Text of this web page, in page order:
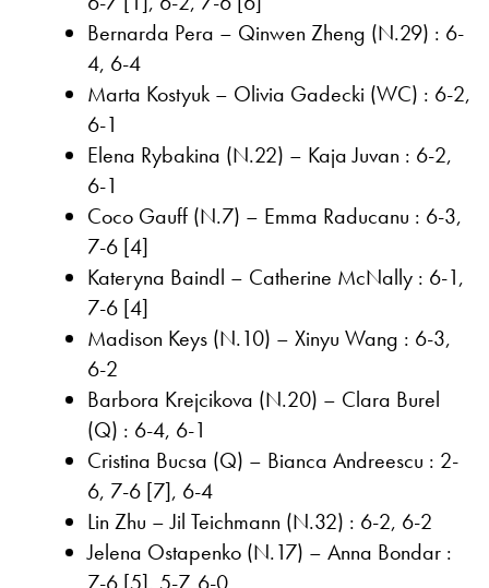
Bernarda Pera – Qinwen Zheng (N.29) : 6-
4, 6-4
Marta Kostyuk – Olivia Gadecki (WC) : 6-2,
6-1
Elena Rybakina (N.22) – Kaja Juvan : 6-2,
6-1
Coco Gauff (N.7) – Emma Raducanu : 6-3,
7-6 [4]
Kateryna Baindl – Catherine McNally : 6-1,
7-6 [4]
Madison Keys (N.10) – Xinyu Wang : 6-3,
6-2
Barbora Krejcikova (N.20) – Clara Burel
(Q) : 6-4, 6-1
Cristina Bucsa (Q) – Bianca Andreescu : 2-
6, 7-6 [7], 6-4
Lin Zhu – Jil Teichmann (N.32) : 6-2, 6-2
Jelena Ostapenko (N.17) – Anna Bondar :
7-6 [5], 5-7, 6-0